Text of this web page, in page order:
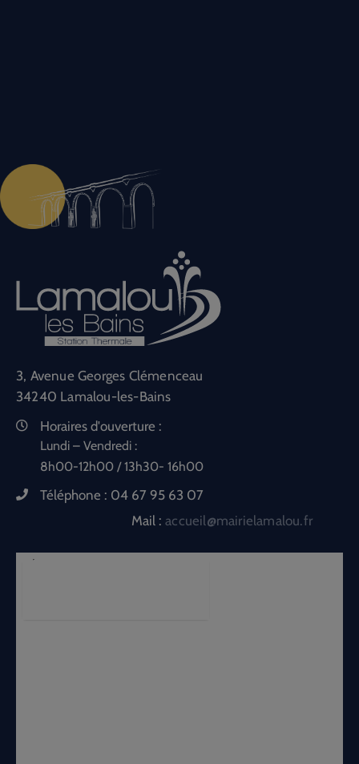
3, Avenue Georges Clémenceau
34240 Lamalou-les-Bains
Horaires d'ouverture :
Lundi – Vendredi :
8h00-12h00 / 13h30- 16h00
Téléphone : 04 67 95 63 07
Mail :accueil@mairielamalou.fr